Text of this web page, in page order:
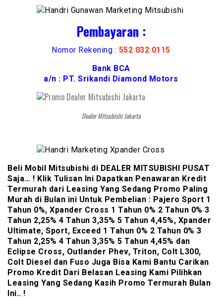
Pembayaran :
Nomor Rekening : 552 032 0115
Bank BCA
a/n : PT. Srikandi Diamond Motors
Dealer Mitsubishi Jakarta
Beli Mobil Mitsubishi di DEALER MITSUBISHI PUSAT
Saja… ! Klik Tulisan Ini Dapatkan Penawaran Kredit
Termurah dari Leasing Yang Sedang Promo Paling
Murah di Bulan ini Untuk Pembelian : Pajero Sport 1
Tahun 0%, Xpander Cross 1 Tahun 0% 2 Tahun 0% 3
Tahun 2,25% 4 Tahun 3,35% 5 Tahun 4,45%, Xpander
Ultimate, Sport, Exceed 1 Tahun 0% 2 Tahun 0% 3
Tahun 2,25% 4 Tahun 3,35% 5 Tahun 4,45% dan
Eclipse Cross, Outlander Phev, Triton, Colt L300,
Colt Diesel dan Fuso Juga Bisa Kami Bantu Carikan
Promo Kredit Dari Belasan Leasing Kami Pilihkan
Leasing Yang Sedang Kasih Promo Termurah Bulan
Ini.. !